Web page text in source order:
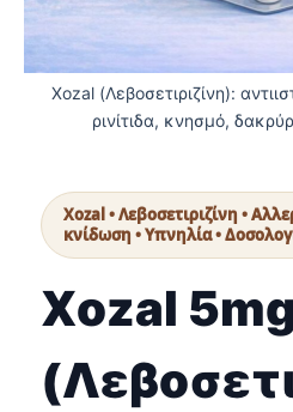
Xozal (Λεβοσετιριζίνη):
ρινίτιδα, κνησμό,
Xozal • Λεβοσετιριζίνη •
κνίδωση • Υπνηλία •
Xozal 5mg